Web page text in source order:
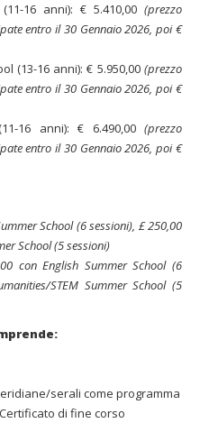
16 anni): € 5.410,00 (prezzo
entro il 30 Gennaio 2026, poi €
(13-16 anni): € 5.950,00(prezzo
entro il 30 Gennaio 2026, poi €
16 anni): € 6.490,00(prezzo
entro il 30 Gennaio 2026, poi €
School (6 sessioni), £ 250,00
School (5 sessioni)
con English Summer School (6
STEM Summer School (5
serali come programma
di fine corso